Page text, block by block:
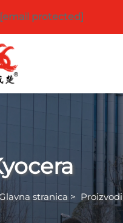
[email protected]
stranica > Proizvodi